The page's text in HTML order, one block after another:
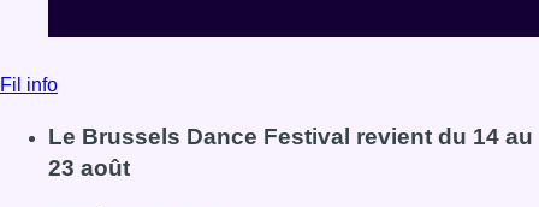
Fil info
Le Brussels Dance Festival revient du 14 au
23 août